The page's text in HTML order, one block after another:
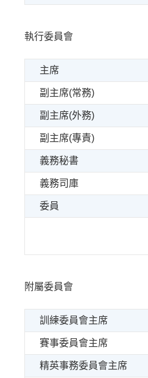
執行委員會
主席
副主席(常務)
副主席(外務)
副主席(專責)
義務秘書
義務司庫
委員
附屬委員會
訓練委員會主席
賽事委員會主席
精英事務委員會主席